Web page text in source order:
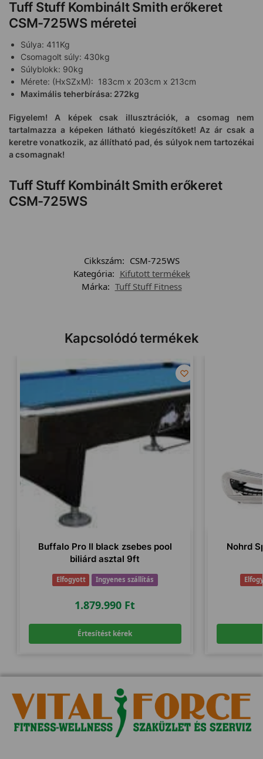
Tuff Stuff Kombinált Smith erőkeret
CSM-725WS méretei
Súlya: 411Kg
Csomagolt súly: 430kg
Súlyblokk: 90kg
Mérete: (HxSZxM): 183cm x 203cm x 213cm
Maximális teherbírása: 272kg
Figyelem! A képek csak illusztrációk, a csomag nem
tartalmazza a képeken látható kiegészítőket! Az ár csak a
keretre vonatkozik, az állítható pad, és súlyok nem tartozékai
a csomagnak!
Tuff Stuff Kombinált Smith erőkeret
CSM-725WS
Cikkszám: CSM-725WS
Kategória: Kifutott termékek
Márka: Tuff Stuff Fitness
Kapcsolódó termékek
Buffalo Pro II black zsebes pool
biliárd asztal 9ft
Elfogyott Ingyenes szállítás
1.879.990 Ft
Értesítést kérek
Nohrd